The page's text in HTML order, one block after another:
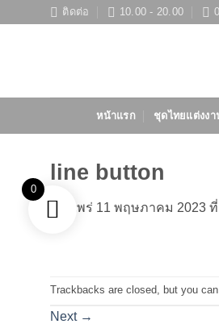
ติดต่อ 10.00 - 20.00
หน้าแรก ชุดไทยแต่งงา
line button
เผยแพร่ 11 พฤษภาคม 2023 ที่
Trackbacks are closed, but you can
Next →
0